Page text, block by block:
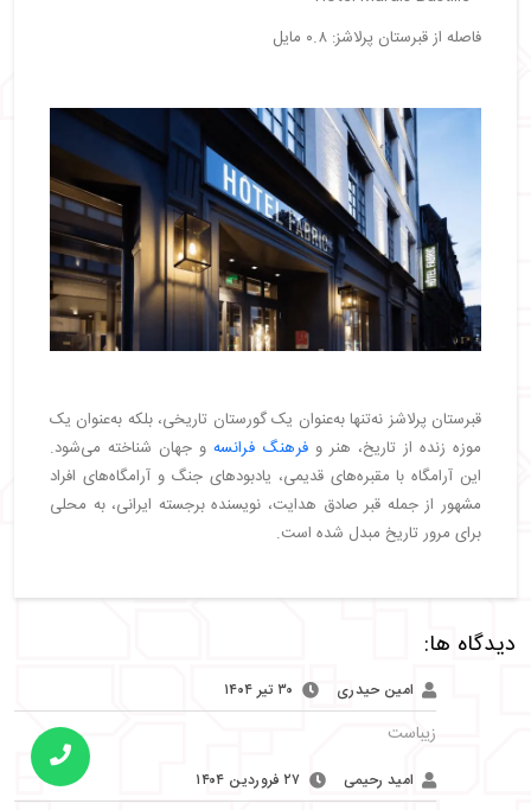
فاصله از قبرستان پرلاشز: ۰.۸ مایل
قبرستان پرلاشز نه‌تنها به‌عنوان یک گورستان تاریخی، بلکه به‌عنوان یک
موزه زنده از تاریخ، هنر و فرهنگ فرانسه و جهان شناخته می‌شود.
این آرامگاه با مقبره‌های قدیمی، یادبودهای جنگ و آرامگاه‌های افراد
مشهور از جمله قبر صادق هدایت، نویسنده برجسته ایرانی، به محلی
برای مرور تاریخ مبدل شده است.
دیدگاه ها:
امین حیدری ۳۰ تیر ۱۴۰۴
زیباست
امید رحیمی ۲۷ فروردین ۱۴۰۴